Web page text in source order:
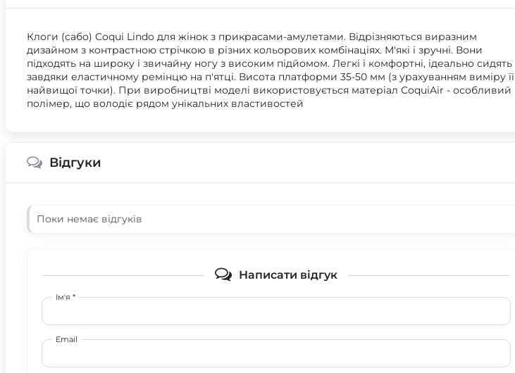
Клоги (сабо) Coqui Lindo для жінок з прикрасами-амулетами. Відрізняються виразним
дизайном з контрастною стрічкою в різних кольорових комбінаціях. М'які і зручні. Вони
підходять на широку і звичайну ногу з високим підйомом. Легкі і комфортні, ідеально сидять
завдяки еластичному ремінцю на п'ятці. Висота платформи 35-50 мм (з урахуванням виміру її
найвищої точки). При виробництві моделі використовується матеріал CoquiAir - особливий
полімер, що володіє рядом унікальних властивостей
Відгуки
Поки немає відгуків
Написати відгук
Ім'я *
Email